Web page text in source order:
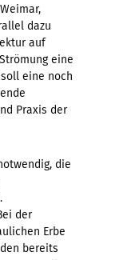
dazu
auf
eine
eine noch
Praxis der
die
der
Erbe
bereits